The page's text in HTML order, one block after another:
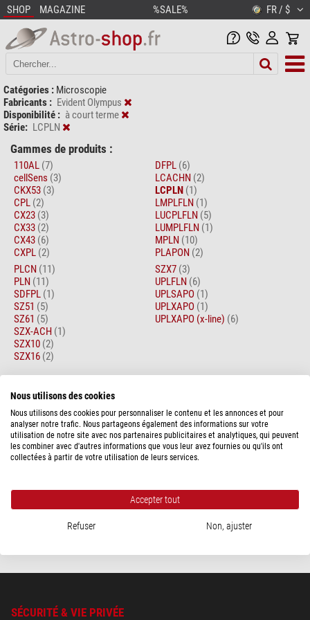
SHOP MAGAZINE %SALE% FR / $
Catégories : Microscopie
Fabricants : Evident Olympus
Disponibilité : à court terme
Série: LCPLN
Gammes de produits :
110AL (7)
cellSens (3)
CKX53 (3)
CPL (2)
CX23 (3)
CX33 (2)
CX43 (6)
CXPL (2)
DFPL (6)
LCACHN (2)
LCPLN (1)
LMPLFLN (1)
LUCPLFLN (5)
LUMPLFLN (1)
MPLN (10)
PLAPON (2)
PLCN (11)
PLN (11)
SDFPL (1)
SZ51 (5)
SZ61 (5)
SZX-ACH (1)
SZX10 (2)
SZX16 (2)
SZX7 (3)
UPLFLN (6)
UPLSAPO (1)
UPLXAPO (1)
UPLXAPO (x-line) (6)
Evident Olympus
Objectif LCPLN100XIR ON = 0,85
16.500,00 $
SÉCURITÉ & VIE PRIVÉE
Nous utilisons des cookies
Nous utilisons des cookies pour personnaliser le contenu et les annonces et pour
analyser notre trafic. Nous partageons également des informations sur votre
utilisation de notre site avec nos partenaires publicitaires et analytiques, qui peuvent
les combiner avec d'autres informations que vous leur avez fournies ou qu'ils ont
collectées à partir de votre utilisation de leurs services.
Accepter tout
Refuser Non, ajuster